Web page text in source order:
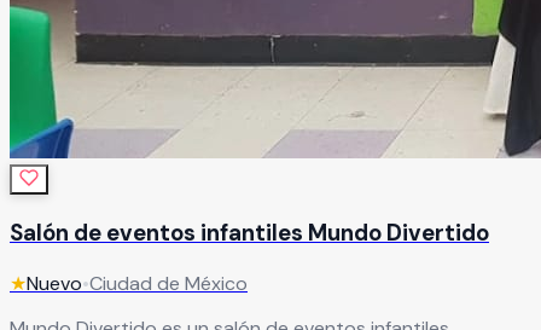
Salón de eventos infantiles Mundo Divertido
★Nuevo•Ciudad de México